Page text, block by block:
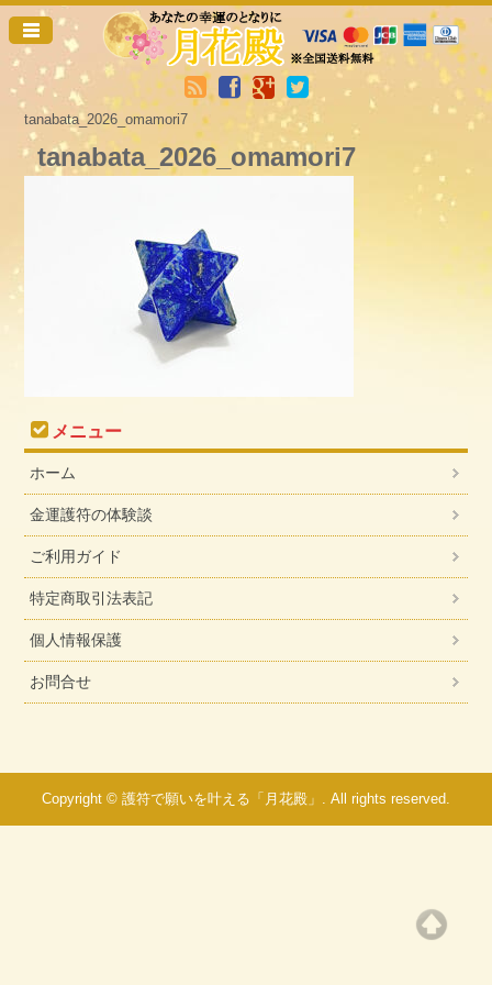
tanabata_2026_omamori7
tanabata_2026_omamori7
メニュー
ホーム
金運護符の体験談
ご利用ガイド
特定商取引法表記
個人情報保護
お問合せ
Copyright © 護符で願いを叶える「月花殿」. All rights reserved.